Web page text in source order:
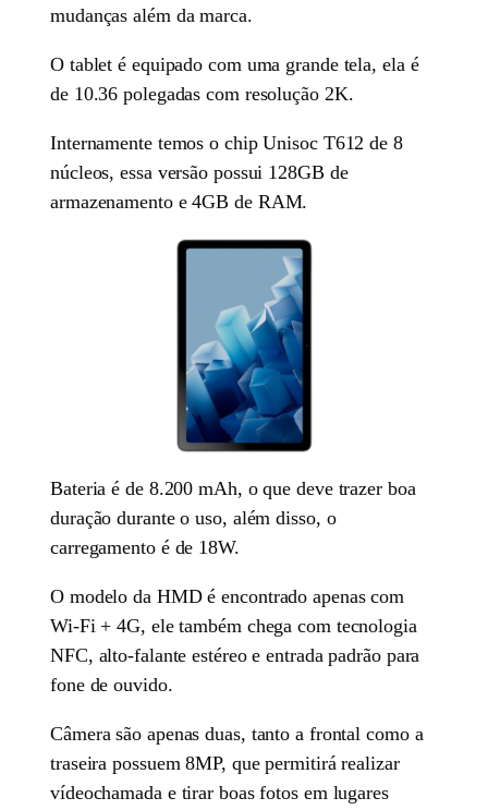
mudanças além da marca.
O tablet é equipado com uma grande tela, ela é
de 10.36 polegadas com resolução 2K.
Internamente temos o chip Unisoc T612 de 8
núcleos, essa versão possui 128GB de
armazenamento e 4GB de RAM.
Bateria é de 8.200 mAh, o que deve trazer boa
duração durante o uso, além disso, o
carregamento é de 18W.
O modelo da HMD é encontrado apenas com
Wi-Fi + 4G, ele também chega com tecnologia
NFC, alto-falante estéreo e entrada padrão para
fone de ouvido.
Câmera são apenas duas, tanto a frontal como a
traseira possuem 8MP, que permitirá realizar
vídeochamada e tirar boas fotos em lugares